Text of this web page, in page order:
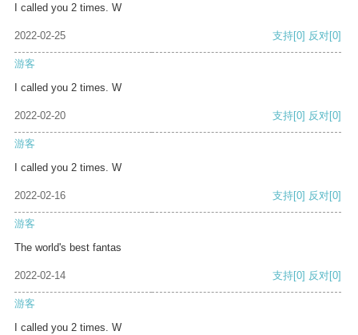
I called you 2 times. W
2022-02-25 支持[0] 反对[0]
游客
I called you 2 times. W
2022-02-20 支持[0] 反对[0]
游客
I called you 2 times. W
2022-02-16 支持[0] 反对[0]
游客
The world's best fantas
2022-02-14 支持[0] 反对[0]
游客
I called you 2 times. W